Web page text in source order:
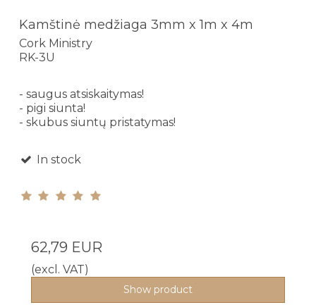
Kamštinė medžiaga 3mm x 1m x 4m
Cork Ministry
RK-3U
- saugus atsiskaitymas!
- pigi siunta!
- skubus siuntų pristatymas!
In stock
62,79 EUR
(excl. VAT)
Show product